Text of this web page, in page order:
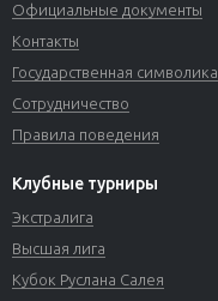
Официальные документы
Контакты
Государственная символика
Сотрудничество
Правила поведения
Клубные турниры
Экстралига
Высшая лига
Кубок Руслана Салея